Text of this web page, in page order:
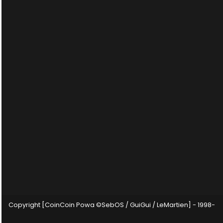
Copyright [CoinCoin Powa ©SebOS / GuiGui / LeMartien] - 1998-